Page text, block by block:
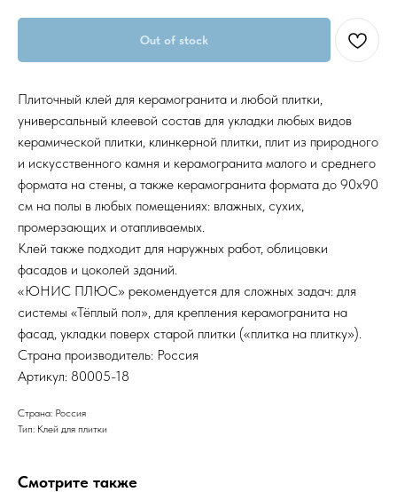
Out of stock
Плиточный клей для керамогранита и любой плитки,
универсальный клеевой состав для укладки любых видов
керамической плитки, клинкерной плитки, плит из природного
и искусственного камня и керамогранита малого и среднего
формата на стены, а также керамогранита формата до 90х90
см на полы в любых помещениях: влажных, сухих,
промерзающих и отапливаемых.
Клей также подходит для наружных работ, облицовки
фасадов и цоколей зданий.
«ЮНИС ПЛЮС» рекомендуется для сложных задач: для
системы «Тёплый пол», для крепления керамогранита на
фасад, укладки поверх старой плитки («плитка на плитку»).
Страна производитель: Россия
Артикул: 80005-18
Страна: Россия
Тип: Клей для плитки
Смотрите также